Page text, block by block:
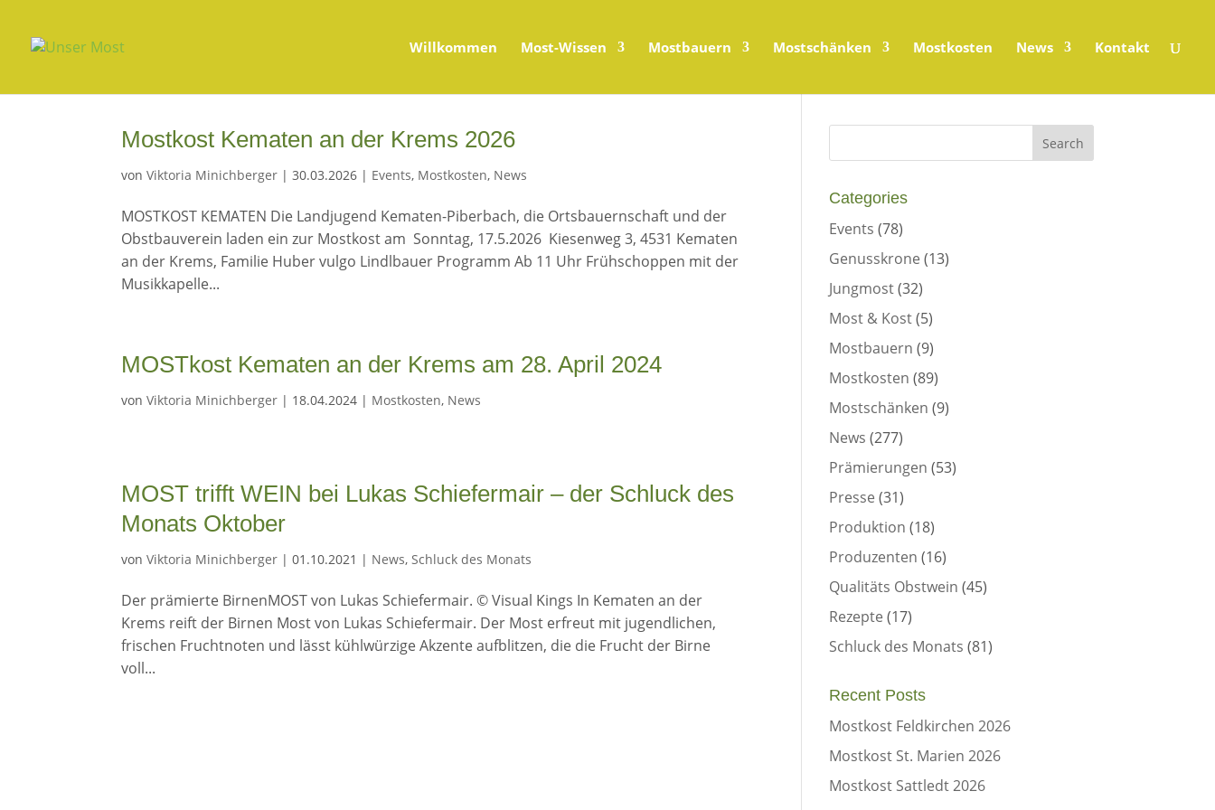
Willkommen Most-Wissen Mostbauern Mostschänken Mostkosten News Kontakt
Mostkost Kematen an der Krems 2026
vonViktoria Minichberger |30.03.2026 | Events, Mostkosten, News
MOSTKOST KEMATEN Die Landjugend Kematen-Piberbach, die Ortsbauernschaft und der
Obstbauverein laden ein zur Mostkost am Sonntag, 17.5.2026 Kiesenweg 3, 4531 Kematen
an der Krems, Familie Huber vulgo Lindlbauer Programm Ab 11 Uhr Frühschoppen mit der
Musikkapelle...
MOSTkost Kematen an der Krems am 28. April 2024
vonViktoria Minichberger | 18.04.2024 | Mostkosten, News
MOST trifft WEIN bei Lukas Schiefermair – der Schluck des
Monats Oktober
vonViktoria Minichberger |01.10.2021 | News,Schluck des Monats
Der prämierte BirnenMOST von Lukas Schiefermair. © Visual Kings In Kematen an der
Krems reift der Birnen Most von Lukas Schiefermair. Der Most erfreut mit jugendlichen,
frischen Fruchtnoten und lässt kühlwürzige Akzente aufblitzen, die die Frucht der Birne
voll...
Categories
Events (78)
Genusskrone (13)
Jungmost(32)
Most & Kost(5)
Mostbauern (9)
Mostkosten (89)
Mostschänken (9)
News (277)
Prämierungen (53)
Presse (31)
Produktion (18)
Produzenten (16)
Qualitäts Obstwein (45)
Rezepte (17)
Schluck des Monats (81)
Recent Posts
Mostkost Feldkirchen 2026
Mostkost St. Marien 2026
Mostkost Sattledt 2026